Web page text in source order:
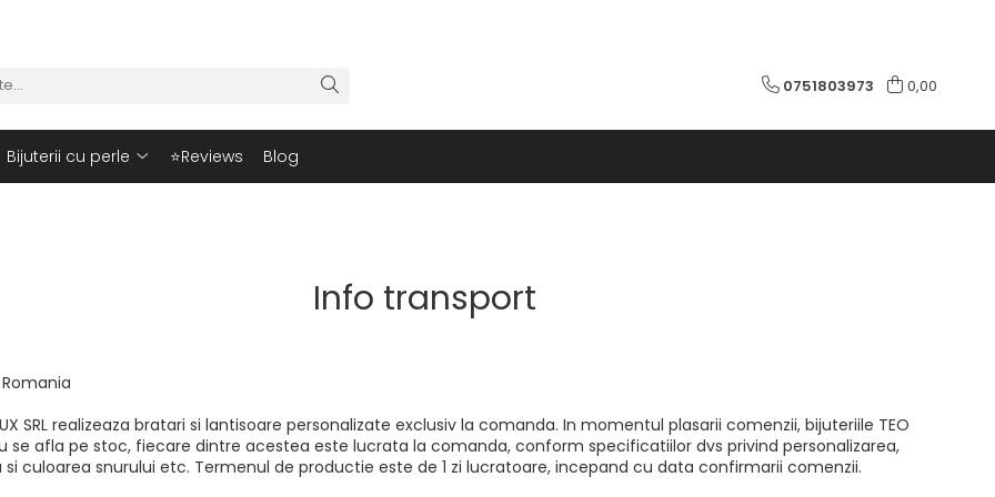
0751803973 0,00
Bijuterii cu perle ⭐Reviews Blog
Info transport
SRL realizeaza bratari si lantisoare personalizate exclusiv la comanda. In momentul plasarii comenzii, bijuteriile TEO
se afla pe stoc, fiecare dintre acestea este lucrata la comanda, conform specificatiilor dvs privind personalizarea,
culoarea snurului etc. Termenul de productie este de 1 zi lucratoare, incepand cu data confirmarii comenzii.